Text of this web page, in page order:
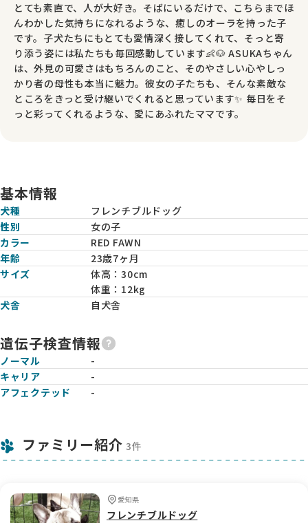
とても素直で、人が大好き。そばにいるだけで、こちらまでほ
んわかした気持ちになれるような、癒しのオーラを持った子
です。子犬たちにもとても愛情深く接してくれて、そっと寄
り添う姿には私たちも毎回感動しています👶🐶 ASUKAちゃん
は、外見の可愛さはもちろんのこと、そのやさしい心やしっ
かり者の母性も本当に魅力。彼女の子たちも、そんな素敵な
ところをきっと受け継いでくれると思っています✨ 毎日をそ
っと彩ってくれるような、愛にあふれたママです。
基本情報
犬種
フレンチブルドッグ
性別
女の子
カラー
RED FAWN
年齢
23歳7ヶ月
サイズ
体高：30cm
体重： 12kg
犬舎
自犬舎
遺伝子検査情報
ノーマル
-
キャリア
-
アフェクテッド
-
ファミリー紹介 3件
愛知県
フレンチブルドッグ